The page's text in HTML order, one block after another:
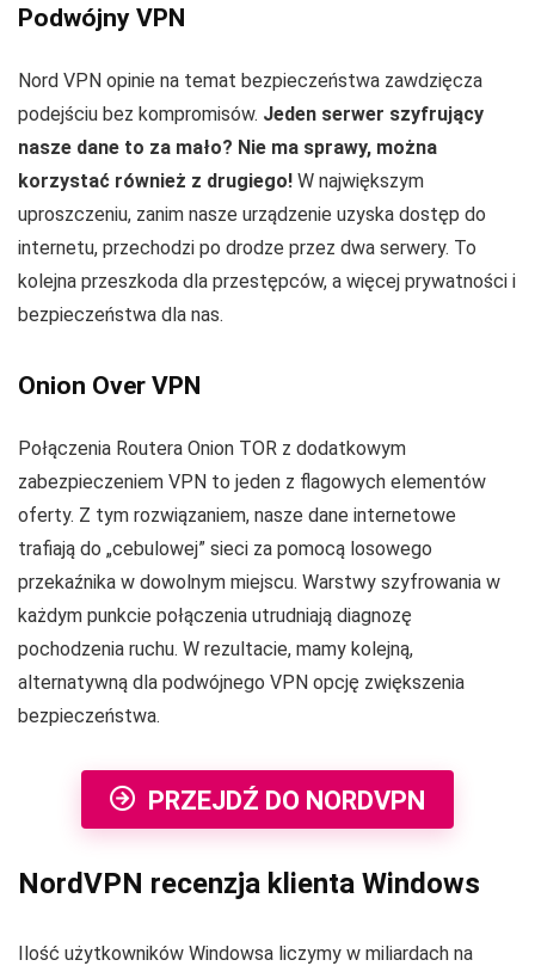
Podwójny VPN
Nord VPN opinie na temat bezpieczeństwa zawdzięcza
podejściu bez kompromisów. Jeden serwer szyfrujący
nasze dane to za mało? Nie ma sprawy, można
korzystać również z drugiego! W największym
uproszczeniu, zanim nasze urządzenie uzyska dostęp do
internetu, przechodzi po drodze przez dwa serwery. To
kolejna przeszkoda dla przestępców, a więcej prywatności i
bezpieczeństwa dla nas.
Onion Over VPN
Połączenia Routera Onion TOR z dodatkowym
zabezpieczeniem VPN to jeden z flagowych elementów
oferty. Z tym rozwiązaniem, nasze dane internetowe
trafiają do „cebulowej” sieci za pomocą losowego
przekaźnika w dowolnym miejscu. Warstwy szyfrowania w
każdym punkcie połączenia utrudniają diagnozę
pochodzenia ruchu. W rezultacie, mamy kolejną,
alternatywną dla podwójnego VPN opcję zwiększenia
bezpieczeństwa.
PRZEJDŹ DO NORDVPN
NordVPN recenzja klienta Windows
Ilość użytkowników Windowsa liczymy w miliardach na